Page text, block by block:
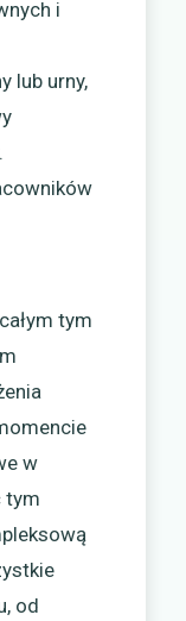
i
lub urny,
tym
w
tym
od